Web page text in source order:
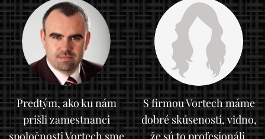
Predtým, ako ku nám
prišli zamestnanci
S firmou Vortech máme
dobré skúsenosti, vidno,